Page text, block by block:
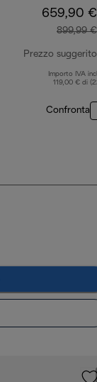
659,90 €
899,99 €
Prezzo suggerito
Importo IVA
119,00 € di
Confronta